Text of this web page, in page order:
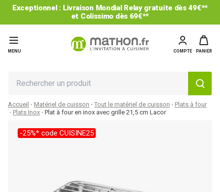
Exceptionnel : Livraison Mondial Relay gratuite dès 49€**
et Colissimo dès 69€**
MENU COMPTE PANIER
Accueil Matériel de cuisson Tout le matériel de cuisson
Plats à four
Plats Inox
Plat à four en inox avec grille 21,5 cm Lacor
-25%* code CUISINE25